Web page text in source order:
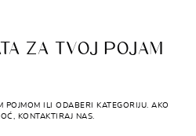
ZA TVOJ POJAM
POJMOM ILI ODABERI KATEGORIJU. AKO
KONTAKTIRAJ NAS.